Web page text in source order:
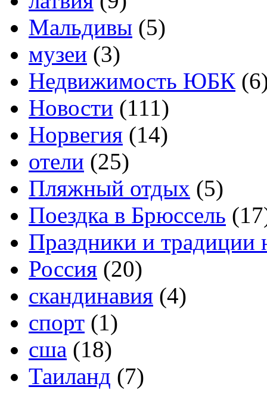
Мальдивы (5)
музеи (3)
Недвижимость ЮБК
Новости (111)
Норвегия (14)
отели (25)
Пляжный отдых (5)
Поездка в Брюссель
Праздники и традиции
Россия (20)
скандинавия (4)
спорт (1)
сша (18)
Таиланд (7)